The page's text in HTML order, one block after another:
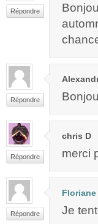
Répondre
Répondre
Répondre
chris D
merci
Répondre
Floriane
Je